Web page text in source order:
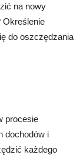
na nowy
Określenie
do oszczędzania
procesie
dochodów i
każdego